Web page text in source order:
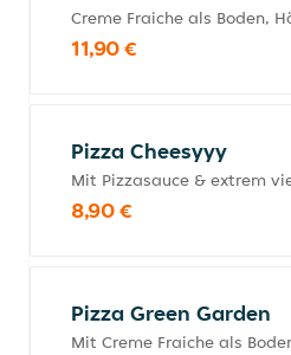
Creme Fraiche als Boden,
11,90 €
Pizza Cheesyyy
Mit Pizzasauce & extrem
8,90 €
Pizza Green Garden
Mit Creme Fraiche als